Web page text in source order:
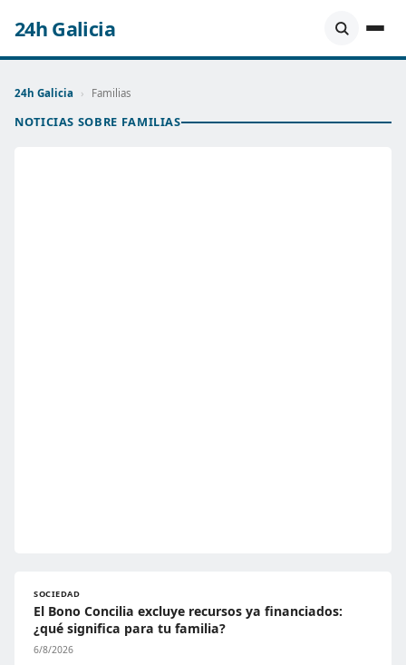
24h Galicia
24h Galicia › Familias
NOTICIAS SOBRE FAMILIAS
SOCIEDAD
El Bono Concilia excluye recursos ya financiados:
¿qué significa para tu familia?
6/8/2026